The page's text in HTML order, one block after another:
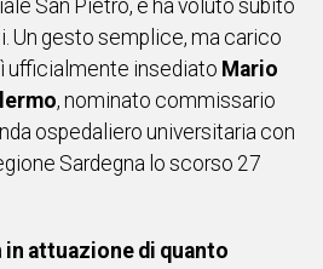
San Pietro, e ha voluto subito
Un gesto semplice, ma carico
ufficialmente insediato Mario
, nominato commissario
ospedaliero universitaria con
Sardegna lo scorso 27
in attuazione di quanto